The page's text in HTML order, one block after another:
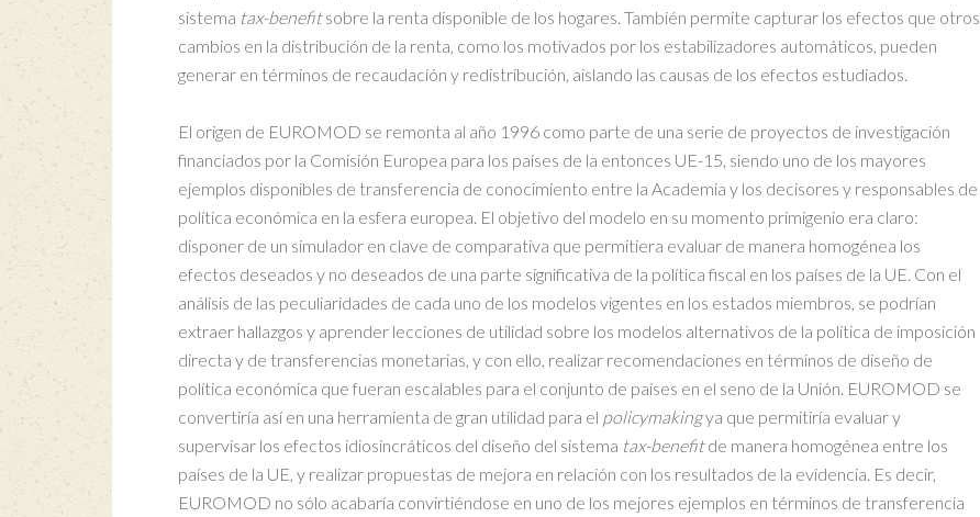
sistema tax-benefitsobre la renta disponible de los hogares. También permite capturar los efectos que otros
cambios en la distribución de la renta, como los motivados por los estabilizadores automáticos, pueden
generar en términos de recaudación y redistribución, aislando las causas de los efectos estudiados.
El origen de EUROMOD se remonta al año 1996 como parte de una serie de proyectos de investigación
financiados por la Comisión Europea para los países de la entonces UE-15, siendo uno de los mayores
ejemplos disponibles de transferencia de conocimiento entre la Academia y los decisores y responsables de
política económica en la esfera europea. El objetivo del modelo en su momento primigenio era claro:
disponer de un simulador en clave de comparativa que permitiera evaluar de manera homogénea los
efectos deseados y no deseados de una parte significativa de la política fiscal en los países de la UE. Con el
análisis de las peculiaridades de cada uno de los modelos vigentes en los estados miembros, se podrían
extraer hallazgos y aprender lecciones de utilidad sobre los modelos alternativos de la política de imposición
directa y de transferencias monetarias, y con ello, realizar recomendaciones en términos de diseño de
política económica que fueran escalables para el conjunto de países en el seno de la Unión. EUROMOD se
convertiría así en una herramienta de gran utilidad para el policymakingya que permitiría evaluar y
supervisar los efectos idiosincráticos del diseño del sistema tax-benefitde manera homogénea entre los
países de la UE, y realizar propuestas de mejora en relación con los resultados de la evidencia. Es decir,
EUROMOD no sólo acabaría convirtiéndose en uno de los mejores ejemplos en términos de transferencia